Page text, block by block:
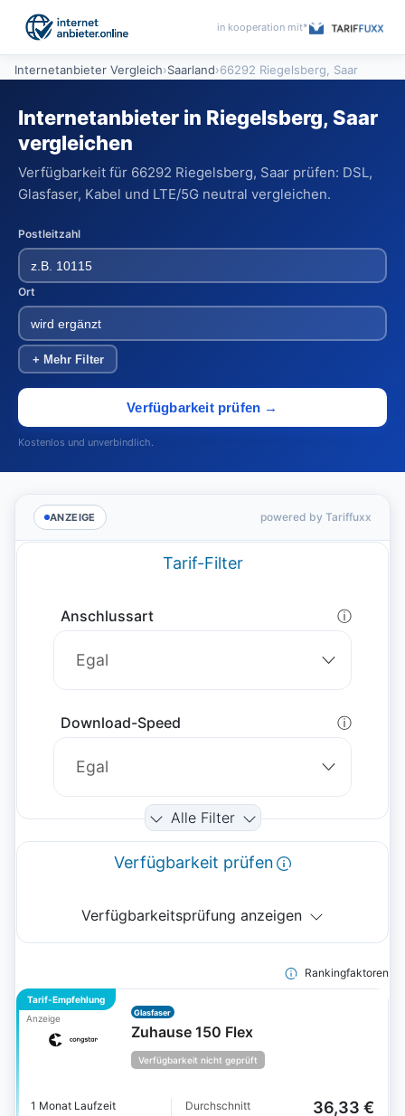
in kooperation mit*
Internetanbieter Vergleich›Saarland›66292 Riegelsberg, Saar
Internetanbieter in Riegelsberg, Saar
vergleichen
Verfügbarkeit für 66292 Riegelsberg, Saar prüfen: DSL,
Glasfaser, Kabel und LTE/5G neutral vergleichen.
Postleitzahl
Ort
+ Mehr Filter
Verfügbarkeit prüfen →
Kostenlos und unverbindlich.
ANZEIGE powered by Tariffuxx